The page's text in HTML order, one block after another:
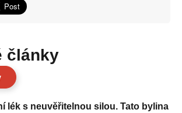
články
lék s neuvěřitelnou silou. Tato bylina